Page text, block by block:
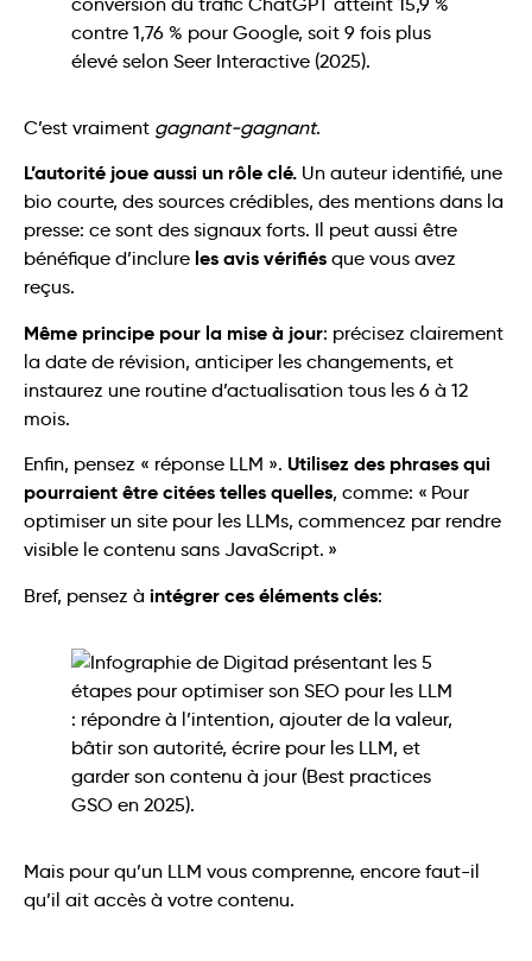
C’est vraiment gagnant-gagnant.
L’autorité joue aussi un rôle clé. Un auteur identifié, une
bio courte, des sources crédibles, des mentions dans la
presse: ce sont des signaux forts. Il peut aussi être
bénéfique d’inclure les avis vérifiés que vous avez
reçus.
Même principe pour la mise à jour: précisez clairement
la date de révision, anticiper les changements, et
instaurez une routine d’actualisation tous les 6 à 12
mois.
Enfin, pensez « réponse LLM ». Utilisez des phrases qui
pourraient être citées telles quelles, comme: « Pour
optimiser un site pour les LLMs, commencez par rendre
visible le contenu sans JavaScript. »
Bref, pensez à intégrer ces éléments clés:
Mais pour qu’un LLM vous comprenne, encore faut-il
qu’il ait accès à votre contenu.